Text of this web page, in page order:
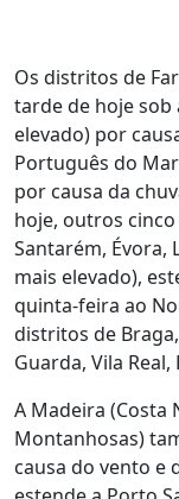
Os distritos de
tarde de hoje sob
elevado) por
Português do
por causa da
hoje, outros
Santarém, Évora,
mais elevado),
quinta-feira ao
distritos de
Guarda, Vila
A Madeira (Costa
Montanhosas)
causa do vento e